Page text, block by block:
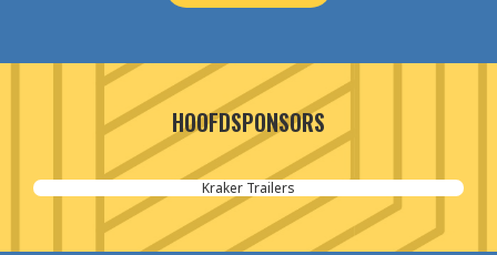
HOOFDSPONSORS
Kraker Trailers